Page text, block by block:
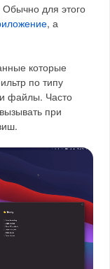
Обычно для этого
, а
которые
по типу
файлы. Часто
при